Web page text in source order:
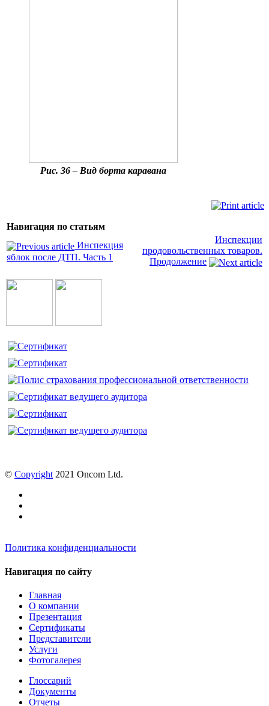
Рис. 36 – Вид борта каравана
Навигация по статьям
Инспекция
яблок после ДТП. Часть 1
Инспекции
продовольственных товаров.
Продолжение
© Copyright 2021 Oncom Ltd.
Политика конфиденциальности
Навигация по сайту
Главная
О компании
Презентация
Сертификаты
Представители
Услуги
Фотогалерея
Глоссарий
Документы
Отчеты